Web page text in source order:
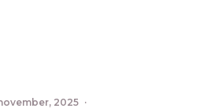
2025 ·